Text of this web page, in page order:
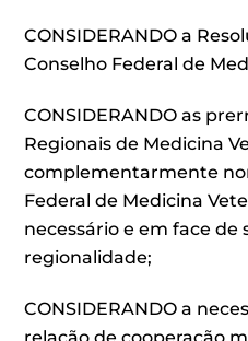
CONSIDERANDO a
Conselho Federal de
CONSIDERANDO as
Regionais de Medicina
complementarmente
Federal de Medicina
necessário e em face de
regionalidade;
CONSIDERANDO a